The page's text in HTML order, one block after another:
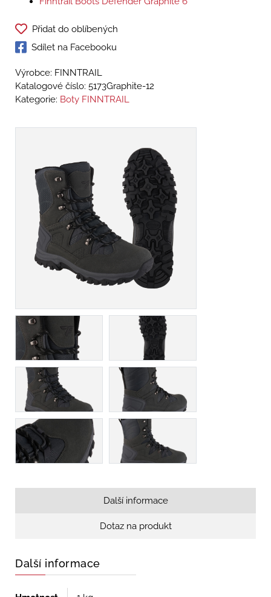
Přidat do oblíbených
Sdílet na Facebooku
Výrobce: FINNTRAIL
Katalogové číslo: 5173Graphite-12
Kategorie: Boty FINNTRAIL
Další informace
Dotaz na produkt
Další informace